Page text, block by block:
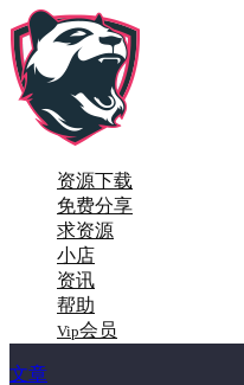
资源下载
免费分享
求资源
小店
资讯
帮助
Vip会员
文章